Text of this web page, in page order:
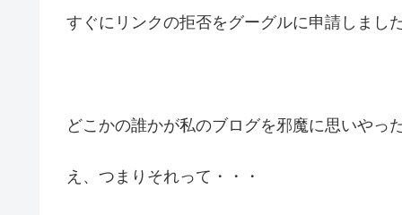
すぐにリンクの拒否をグーグルに申請しまし
どこかの誰かが私のブログを邪魔に思いやっ
え、つまりそれって・・・